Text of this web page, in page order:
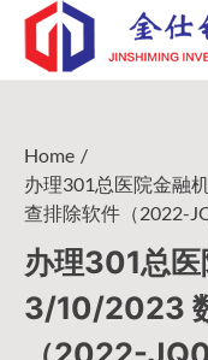
Skip
content
Home
办理301总医院金融
查排除软件（2022-
办理301总
3/10/2023